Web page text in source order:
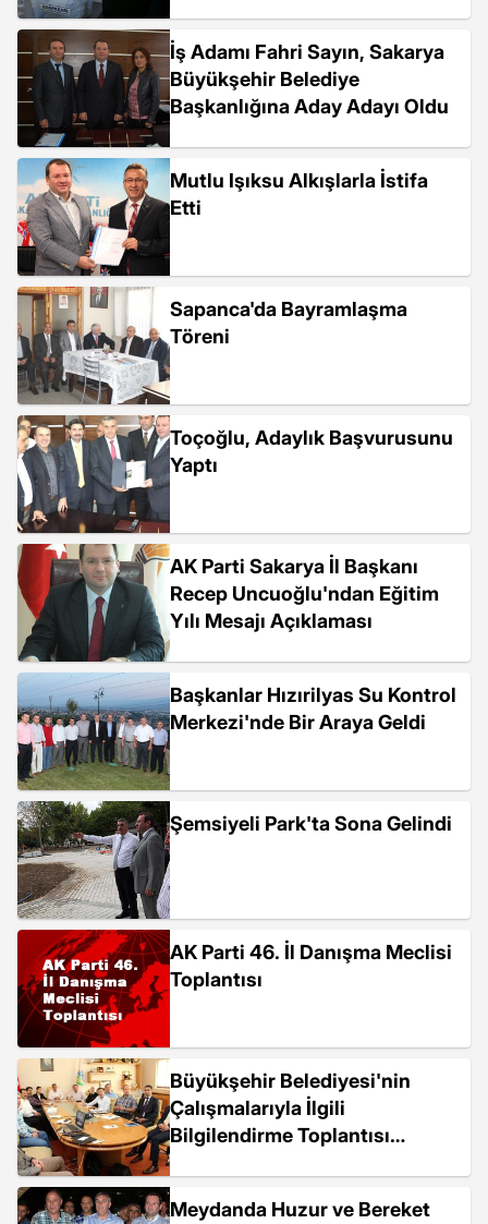
İş Adamı Fahri Sayın, Sakarya
Büyükşehir Belediye
Başkanlığına Aday Adayı Oldu
Mutlu Işıksu Alkışlarla İstifa
Etti
Sapanca'da Bayramlaşma
Töreni
Toçoğlu, Adaylık Başvurusunu
Yaptı
AK Parti Sakarya İl Başkanı
Recep Uncuoğlu'ndan Eğitim
Yılı Mesajı Açıklaması
Başkanlar Hızırilyas Su Kontrol
Merkezi'nde Bir Araya Geldi
Şemsiyeli Park'ta Sona Gelindi
AK Parti 46. İl Danışma Meclisi
Toplantısı
Büyükşehir Belediyesi'nin
Çalışmalarıyla İlgili
Bilgilendirme Toplantısı
Meydanda Huzur ve Bereket